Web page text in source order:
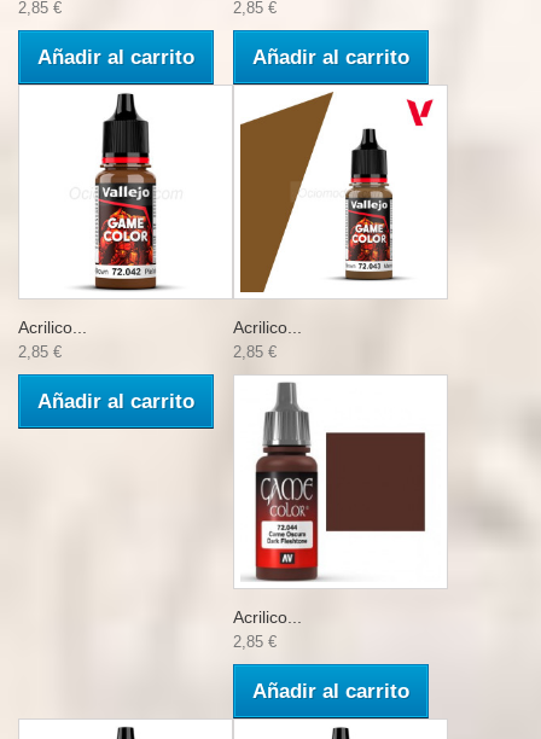
2,85 €
Añadir al carrito
2,85 €
Añadir al carrito
Acrilico...
2,85 €
Añadir al carrito
Acrilico...
2,85 €
Acrilico...
2,85 €
Añadir al carrito